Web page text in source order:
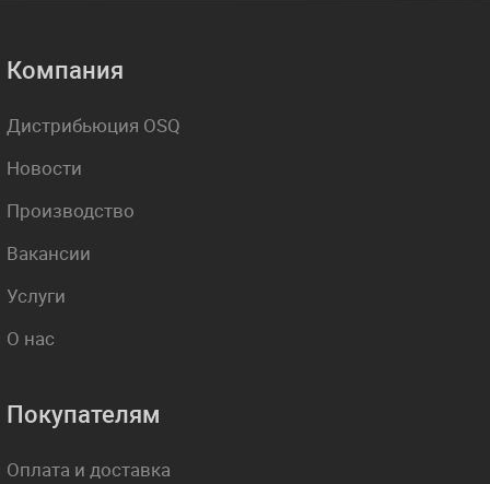
Компания
Дистрибьюция OSQ
Новости
Производство
Вакансии
Услуги
О нас
Покупателям
Оплата и доставка